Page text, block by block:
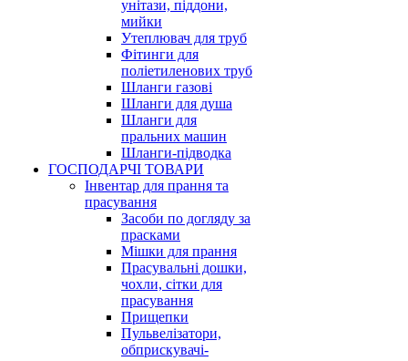
унітази, піддони,
мийки
Утеплювач для труб
Фітинги для
поліетиленових труб
Шланги газові
Шланги для душа
Шланги для
пральних машин
Шланги-підводка
ГОСПОДАРЧІ ТОВАРИ
Інвентар для прання та
прасування
Засоби по догляду за
прасками
Мішки для прання
Прасувальні дошки,
чохли, сітки для
прасування
Прищепки
Пульвелізатори,
обприскувачі-